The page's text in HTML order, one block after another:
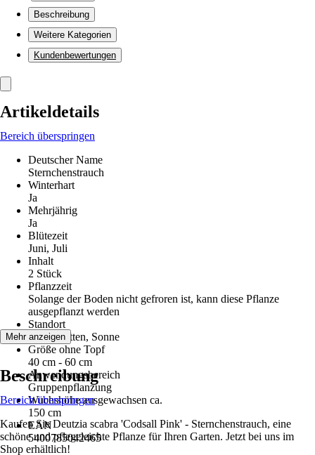
Beschreibung
Weitere Kategorien
Kundenbewertungen
Artikeldetails
Bereich überspringen
Deutscher Name
Sternchenstrauch
Winterhart
Ja
Mehrjährig
Ja
Blütezeit
Juni, Juli
Inhalt
2 Stück
Pflanzzeit
Solange der Boden nicht gefroren ist, kann diese Pflanze
ausgepflanzt werden
Standort
Halbschatten, Sonne
Größe ohne Topf
40 cm - 60 cm
Anwendungsbereich
Gruppenpflanzung
Wuchshöhe ausgewachsen ca.
150 cm
EAN
5400785042465
Mehr anzeigen
Beschreibung
Bereich überspringen
Kaufen Sie Deutzia scabra 'Codsall Pink' - Sternchenstrauch, eine
schöne und pflegeleichte Pflanze für Ihren Garten. Jetzt bei uns im
Shop erhältlich!